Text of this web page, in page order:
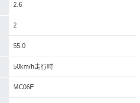
2.6
2
55.0
50km/h走行時
MC06E